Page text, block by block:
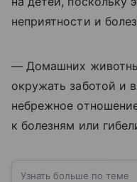
неприятности и
— Домашних
окружать заботой и
небрежное
к болезням или
Узнать больше по теме